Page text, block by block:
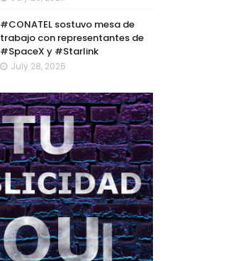
#CONATEL sostuvo mesa de
trabajo con representantes de
#SpaceX y #Starlink
July 28, 2026